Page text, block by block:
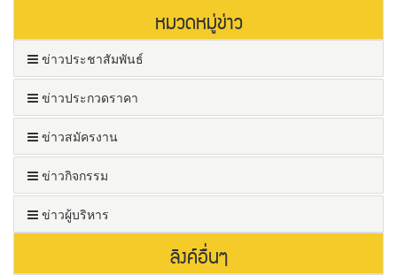
หมวดหมู่ข่าว
ข่าวประชาสัมพันธ์
ข่าวประกวดราคา
ข่าวสมัครงาน
ข่าวกิจกรรม
ข่าวผู้บริหาร
ลิงค์อื่นๆ